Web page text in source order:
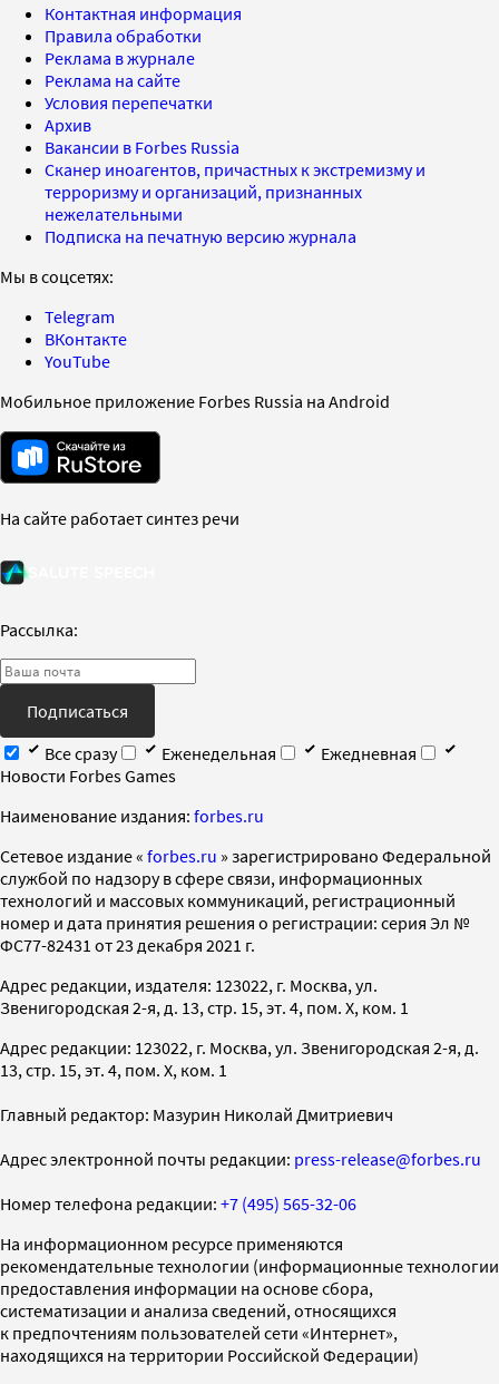
Контактная информация
Правила обработки
Реклама в журнале
Реклама на сайте
Условия перепечатки
Архив
Вакансии в Forbes Russia
Сканер иноагентов, причастных к экстремизму и
терроризму и организаций, признанных
нежелательными
Подписка на печатную версию журнала
Мы в соцсетях:
Telegram
ВКонтакте
YouTube
Мобильное приложение Forbes Russia на Android
На сайте работает синтез речи
Рассылка:
Подписаться
Все сразу
Еженедельная
Ежедневная
Новости Forbes Games
Наименование издания: forbes.ru
Cетевое издание « forbes.ru » зарегистрировано Федеральной
службой по надзору в сфере связи, информационных
технологий и массовых коммуникаций, регистрационный
номер и дата принятия решения о регистрации: серия Эл №
ФС77-82431 от 23 декабря 2021 г.
Адрес редакции, издателя: 123022, г. Москва, ул.
Звенигородская 2-я, д. 13, стр. 15, эт. 4, пом. X, ком. 1
Адрес редакции: 123022, г. Москва, ул. Звенигородская 2-я, д.
13, стр. 15, эт. 4, пом. X, ком. 1
Главный редактор: Мазурин Николай Дмитриевич
Адрес электронной почты редакции: press-release@forbes.ru
Номер телефона редакции: +7 (495) 565-32-06
На информационном ресурсе применяются
рекомендательные технологии (информационные технологии
предоставления информации на основе сбора,
систематизации и анализа сведений, относящихся
к предпочтениям пользователей сети «Интернет»,
находящихся на территории Российской Федерации)